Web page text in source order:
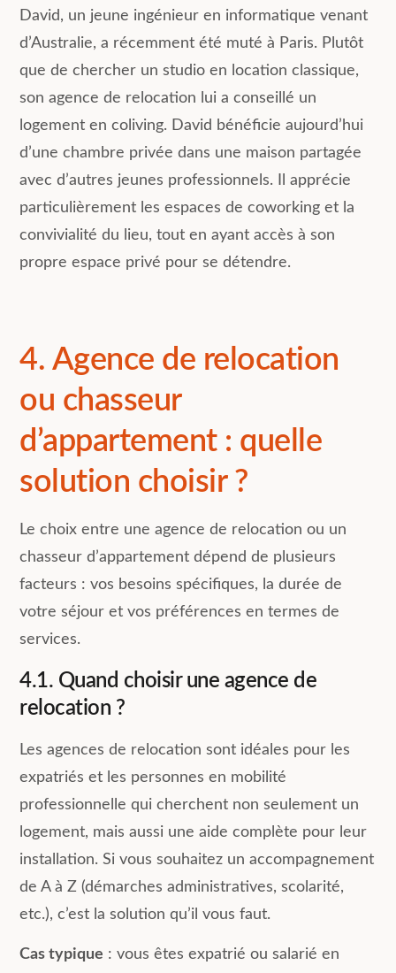
David, un jeune ingénieur en informatique venant
d’Australie, a récemment été muté à Paris. Plutôt
que de chercher un studio en location classique,
son agence de relocation lui a conseillé un
logement en coliving. David bénéficie aujourd’hui
d’une chambre privée dans une maison partagée
avec d’autres jeunes professionnels. Il apprécie
particulièrement les espaces de coworking et la
convivialité du lieu, tout en ayant accès à son
propre espace privé pour se détendre.
4. Agence de relocation
ou chasseur
d’appartement : quelle
solution choisir ?
Le choix entre une agence de relocation ou un
chasseur d’appartement dépend de plusieurs
facteurs : vos besoins spécifiques, la durée de
votre séjour et vos préférences en termes de
services.
4.1. Quand choisir une agence de
relocation ?
Les agences de relocation sont idéales pour les
expatriés et les personnes en mobilité
professionnelle qui cherchent non seulement un
logement, mais aussi une aide complète pour leur
installation. Si vous souhaitez un accompagnement
de A à Z (démarches administratives, scolarité,
etc.), c’est la solution qu’il vous faut.
Cas typique : vous êtes expatrié ou salarié en